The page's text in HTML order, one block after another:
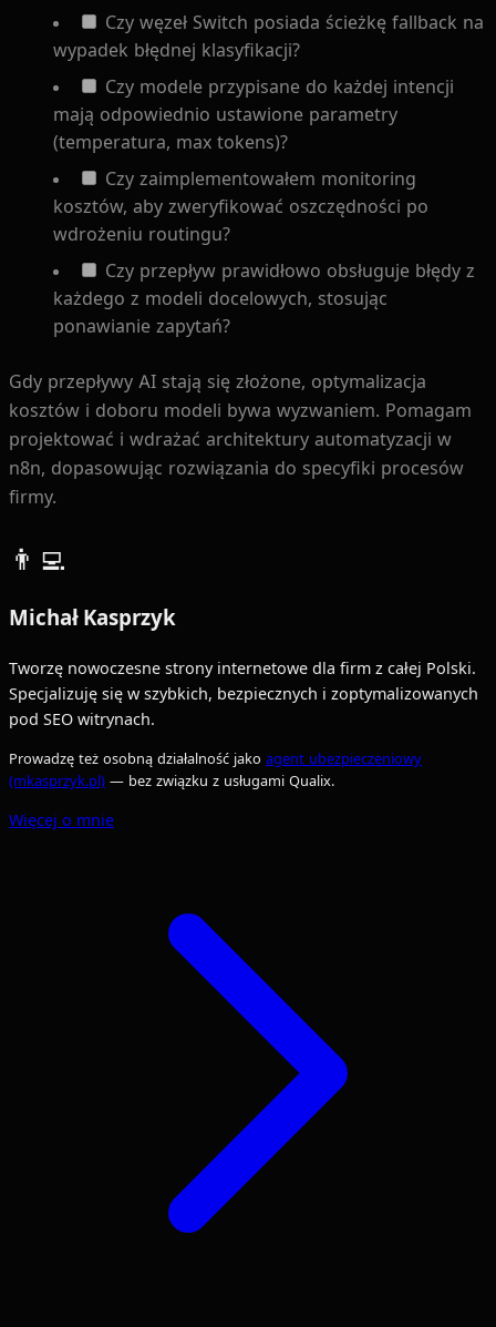
Czy węzeł Switch posiada ścieżkę fallback na
wypadek błędnej klasyfikacji?
Czy modele przypisane do każdej intencji
mają odpowiednio ustawione parametry
(temperatura, max tokens)?
Czy zaimplementowałem monitoring
kosztów, aby zweryfikować oszczędności po
wdrożeniu routingu?
Czy przepływ prawidłowo obsługuje błędy z
każdego z modeli docelowych, stosując
ponawianie zapytań?
Gdy przepływy AI stają się złożone, optymalizacja
kosztów i doboru modeli bywa wyzwaniem. Pomagam
projektować i wdrażać architektury automatyzacji w
n8n, dopasowując rozwiązania do specyfiki procesów
firmy.
👨‍💻
Michał Kasprzyk
Tworzę nowoczesne strony internetowe dla firm z całej Polski.
Specjalizuję się w szybkich, bezpiecznych i zoptymalizowanych
pod SEO witrynach.
Prowadzę też osobną działalność jako agent ubezpieczeniowy
(mkasprzyk.pl) — bez związku z usługami Qualix.
Więcej o mnie